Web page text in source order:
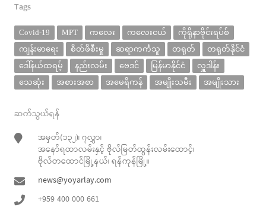
Tags
Covid-19 MPT ကလေး ကလေးငယ်
ကိုရိုနာဗိုင်းရပ်စ်
ကျန်းမာရေး
စိတ်ဖိစီးမှု ဆရာကင်္ကသူ တရုတ်
တရုတ်နိုင်ငံ
ဒေါ်နယ်ထရမ့်
နည်းလမ်း ဗေဒင် မြန်မာနိုင်ငံ
လှူဒါန်း
သေဆုံး
အစားအစာ အမေရိကန် အမျိုးသမီး အမျိုးသား
ဆက်သွယ်ရန်
အမှတ်(၁၃၂)၊ ၇လွှာ၊
အနော်ရထာလမ်းနှင့် ဗိုလ်မြတ်ထွန်းလမ်းထောင့်၊
ဗိုလ်တထောင်မြို့နယ်၊ ရန်ကုန်မြို့။
news@yoyarlay.com
+959 400 000 661